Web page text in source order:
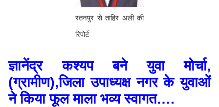
रतनपुर से ताहिर अली की
रिपोर्ट
ज्ञानेंद्र कश्यप बने युवा मोर्चा,
(ग्रामीण),जिला उपाध्यक्ष नगर के युवाओं
ने किया फूल माला भव्य स्वागत….